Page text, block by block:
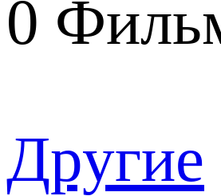
0
Другие